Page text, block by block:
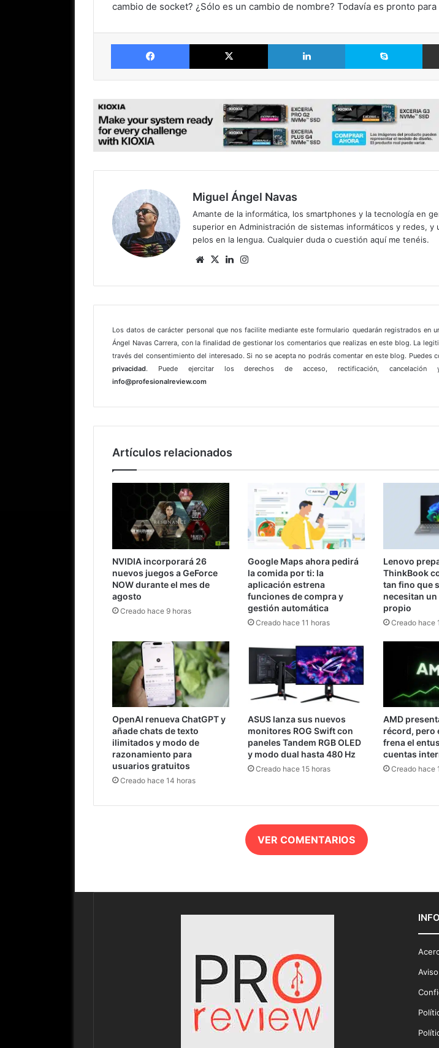
cambio de socket? ¿Sólo es un cambio de nombre? Todavía es pronto para
Facebook X LinkedIn
Miguel Ángel Navas
Amante de la informática, los smartphones y la tecnología en
superior en Administración de sistemas informáticos y redes, y
pelos en la lengua. Cualquier duda o cuestión aquí me tenéis.
SitioX LinkedIn
Los datos de carácter personal que nos facilite mediante este formulario quedarán registrados en
Ángel Navas Carrera, con la finalidad de gestionar los comentarios que realizas en este blog. La
través del consentimiento del interesado. Si no se acepta no podrás comentar en este blog. Puedes
privacidad. Puede ejercitar los derechos de acceso, rectificación, cancelación
info@profesionalreview.com
Artículos relacionados
NVIDIA incorporará 26
nuevos juegos a GeForce
NOW durante el mes de
agosto
Creado hace 9 horas
Google Maps ahora pedirá
la comida por ti: la
aplicación estrena
funciones de compra y
gestión automática
Creado hace 11 horas
Lenovo
ThinkBook
tan fino que
necesitan
propio
Creado hace
OpenAI renueva ChatGPT y
añade chats de texto
ilimitados y modo de
razonamiento para
usuarios gratuitos
Creado hace 14 horas
ASUS lanza sus nuevos
monitores ROG Swift con
paneles Tandem RGB OLED
y modo dual hasta 480 Hz
Creado hace 15 horas
AMD
récord, pero
frena el
cuentas
Creado hace
VER COMENTARIOS